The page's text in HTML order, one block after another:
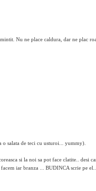
Nu ne place caldura, dar ne plac
salata de teci cu usturoi... yummy).
si la noi sa pot face clatite.. desi
iar branza ... BUDINCA scrie pe